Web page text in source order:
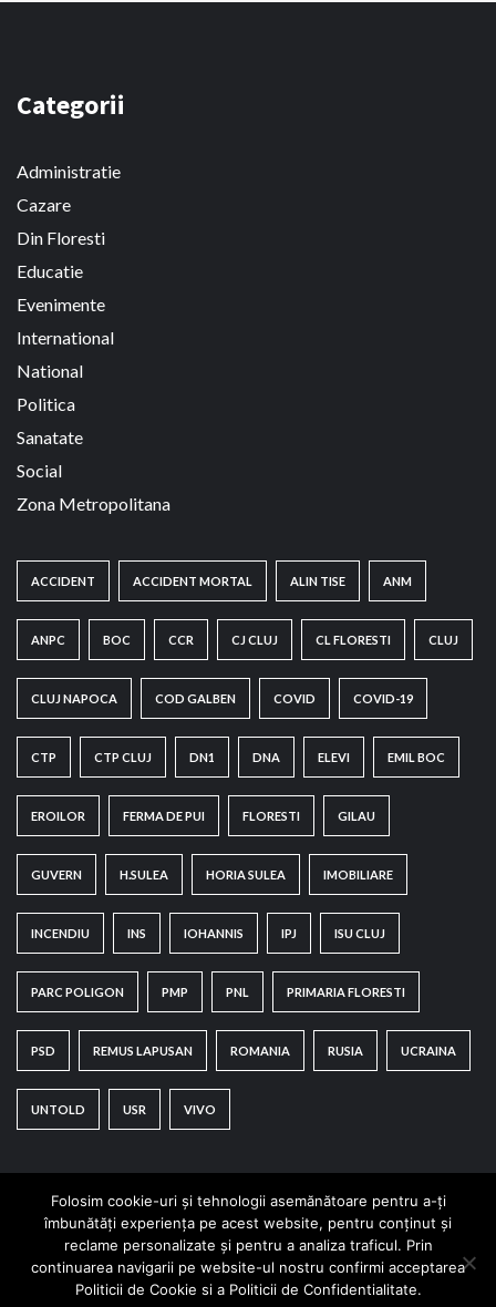
Categorii
Administratie
Cazare
Din Floresti
Educatie
Evenimente
International
National
Politica
Sanatate
Social
Zona Metropolitana
ACCIDENT ACCIDENT MORTAL ALIN TISE ANM
ANPC BOC CCR CJ CLUJ CL FLORESTI CLUJ
CLUJ NAPOCA COD GALBEN COVID COVID-19
CTP CTP CLUJ DN1 DNA ELEVI EMIL BOC
EROILOR FERMA DE PUI FLORESTI GILAU
GUVERN H.SULEA HORIA SULEA IMOBILIARE
INCENDIU INS IOHANNIS IPJ ISU CLUJ
PARC POLIGON PMP PNL PRIMARIA FLORESTI
PSD REMUS LAPUSAN ROMANIA RUSIA UCRAINA
UNTOLD USR VIVO
Copyright © All rights reserved.|CoverNewsby AF
Folosim cookie-uri și tehnologii asemănătoare pentru a-ți
îmbunătăți experiența pe acest website, pentru conținut și
reclame personalizate și pentru a analiza traficul. Prin
continuarea navigarii pe website-ul nostru confirmi acceptarea
Politicii de Cookie si a Politicii de Confidentialitate.